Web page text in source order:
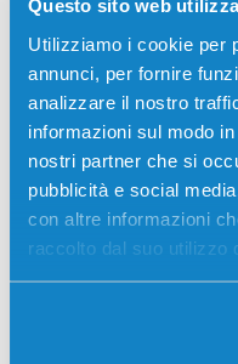
Questo sito web
Utilizziamo i cookie per
annunci, per fornire
analizzare il nostro
informazioni sul modo
nostri partner che si
pubblicità e social
con altre informazioni
raccolto dal suo utilizzo
CIANO
Compatibile Alta
Codice:T8782.C
Cartuccia compatibile
pagine per Stampanti:
R5190DTW, Epson